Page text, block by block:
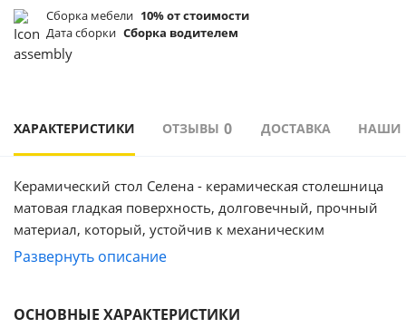
Сборка мебели 10% от стоимости
Дата сборки Сборка водителем
ХАРАКТЕРИСТИКИ ОТЗЫВЫ 0 ДОСТАВКА НАШИ
Керамический стол Селена - керамическая столешница
матовая гладкая поверхность, долговечный, прочный
материал, который, устойчив к механическим
повреждениям. Не требует особого ухода. Основа
золотой глянец установлены регулирующиеся
Развернуть описание
ОСНОВНЫЕ ХАРАКТЕРИСТИКИ